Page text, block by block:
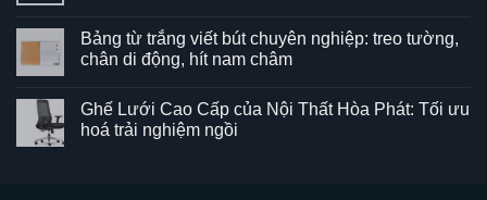
bình
luận
ở
–
Kết
hợp
Bảng từ trắng viết bút chuyên nghiệp: treo tường,
chân di động, hít nam châm
bình
luận
ở
Ghế Lưới Cao Cấp của Nội Thất Hòa Phát: Tối ưu
hoá trải nghiệm ngồi